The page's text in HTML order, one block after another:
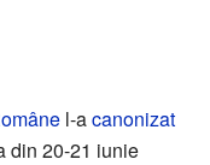
l-acanonizat
din 20-21 iunie